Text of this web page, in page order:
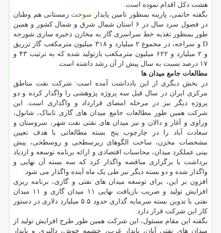
هشت دکل اقدام نموده است.
بگفته حاتمی، پارینه بمنظور تامین پایدار سوخت زمستانی هم وطنان
در فصول سرد سال در ۶ استان شمال شرق و شمال کشور و همین
طور بمنظور تغذیه خط سراسری گاز به مخازن ذخیره سازی شورجه
D و سراجه، در مجموع ۲ میلیارد و ۳۱۸ میلیون مترمکعب گاز تزریق
و ۲ میلیارد و ۶۲۲ میلیون مترمکعب بازتولید شده که به ترتیب ۴۳ و
۱۷ درصد نسبت به سال پیش از آن رشد داشته است.
مطالعات جامع میدان ها
در بخش دیگری از این یادداشت آمده است: شرکت نفت مناطق
مرکزی ایران در سال قبل سه پروژه پژوهشی را واگذار کرده و دو
پروژه دیگر نیز در مرحله امضای قرارداد و واگذاری است. این
شرکت همین طور مطالعات جامع میدان های گازی تابناک، شانول،
وراوی و آغار و دالان و نیز میدان های نفتی نفت شهر، سروستان و
سعادت آباد را در چارچوب پنج بسته مطالعاتی با هدف تعیین
مشخصات مخزن، ساخت الگوهای زیرسطحی و روسطحی، پیش
بینی عملکرد میدان، محاسبات اقتصادی و ارائه برنامه توسعه و ازدیاد
برداشت با برگزاری مناقصه واگذار کرد که سه بسته آن نهایی و
واگذار شده و دو بسته دیگر نیز طی یک ماه آینده واگذار می شود.
افزون بر این، برای توسعه میدان های نفتی و گازی، برنامه ریزی
افزایش تولید و ضریب بازیافت نهایی ۱۱ میدان گازی و ۱۱ میدان
نفتی با تدوین بسته سرمایه گذاری حدود ۵.۵ میلیارد دلاری در دستور
کار این شرکت قرار دارد.
بگفته این مقام مسئول، این شرکت همین طور طرح افزایش تولید از
میدان های نفتی آبان، پایدار غرب، چشمه خوش، دالپری و پایدار